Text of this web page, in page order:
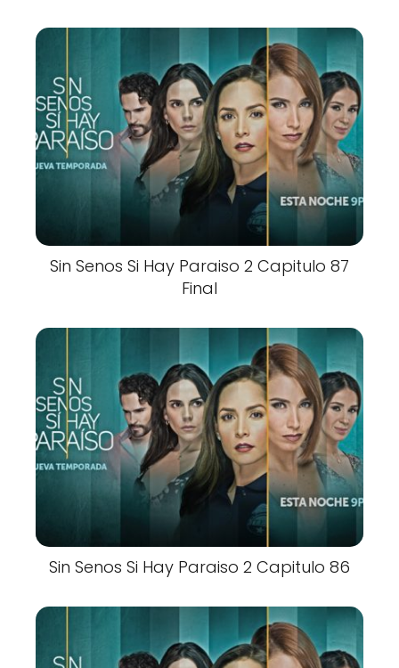
Sin Senos Si Hay Paraiso 2 Capitulo 87
Final
Sin Senos Si Hay Paraiso 2 Capitulo 86